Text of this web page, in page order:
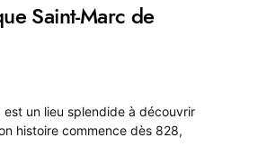
Saint-Marc de
est un lieu splendide à découvrir
histoire commence dès 828,